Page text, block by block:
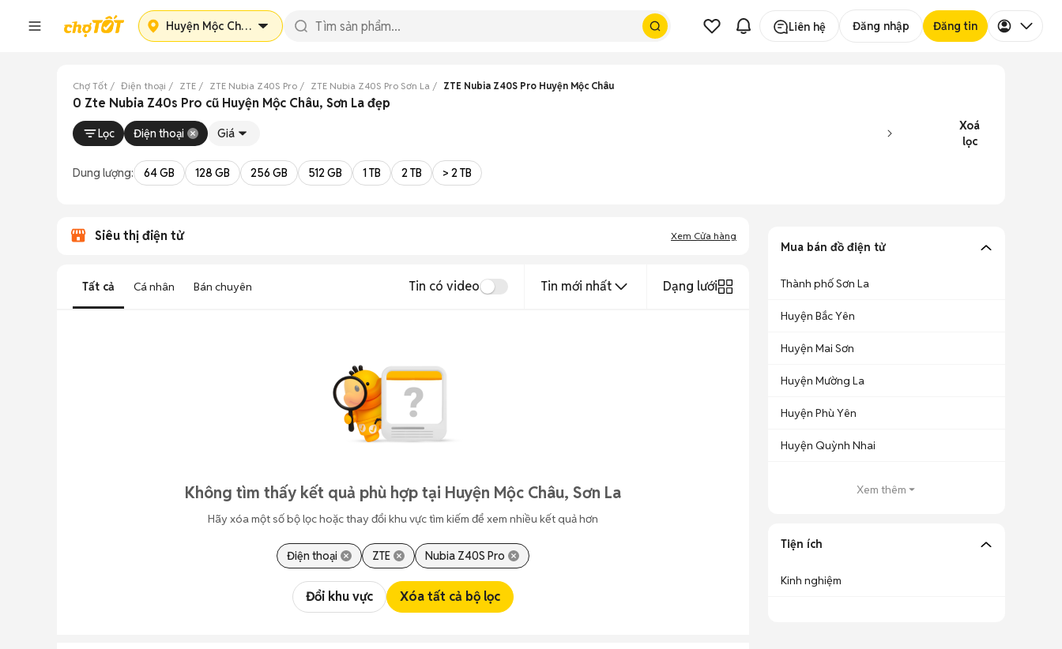
Huyện Mộc Châu Liên hệ Đăng nhập Đăng tin
Chợ Tốt Điện thoại ZTE ZTE Nubia Z40S Pro ZTE Nubia Z40S Pro Sơn La ZTE Nubia Z40S Pro Huyện Mộc Châu
0 Zte Nubia Z40s Pro cũ Huyện Mộc Châu, Sơn La đẹp
Lọc Điện thoại Giá
Xoá
lọc
Dung lượng: 64 GB 128 GB 256 GB 512 GB 1 TB 2 TB > 2 TB
Siêu thị điện tử Xem Cửa hàng
Tất cả Cá nhân Bán chuyên Tin có video Tin mới nhất Dạng lưới
Không tìm thấy kết quả phù hợp tại Huyện Mộc Châu, Sơn La
Hãy xóa một số bộ lọc hoặc thay đổi khu vực tìm kiếm để xem nhiều kết quả hơn
Điện thoại ZTE Nubia Z40S Pro
Đổi khu vực Xóa tất cả bộ lọc
Mua bán đồ điện tử
Thành phố Sơn La
Huyện Bắc Yên
Huyện Mai Sơn
Huyện Mường La
Huyện Phù Yên
Huyện Quỳnh Nhai
Xem thêm
Tiện ích
Kinh nghiệm